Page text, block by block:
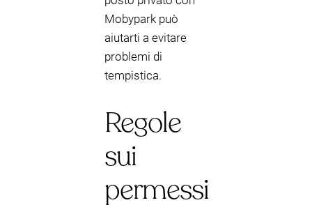
Mobypark può
aiutarti a evitare
problemi di
tempistica.
Regole
sui
permessi